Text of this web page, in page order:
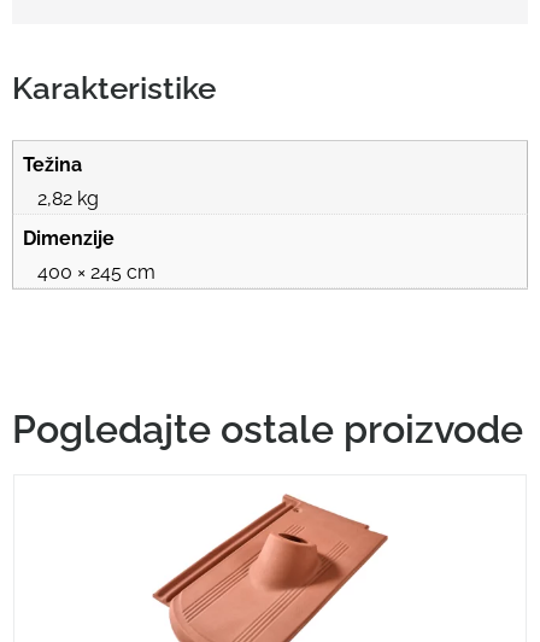
Karakteristike
Težina
2,82 kg
Dimenzije
400 × 245 cm
Pogledajte ostale proizvode